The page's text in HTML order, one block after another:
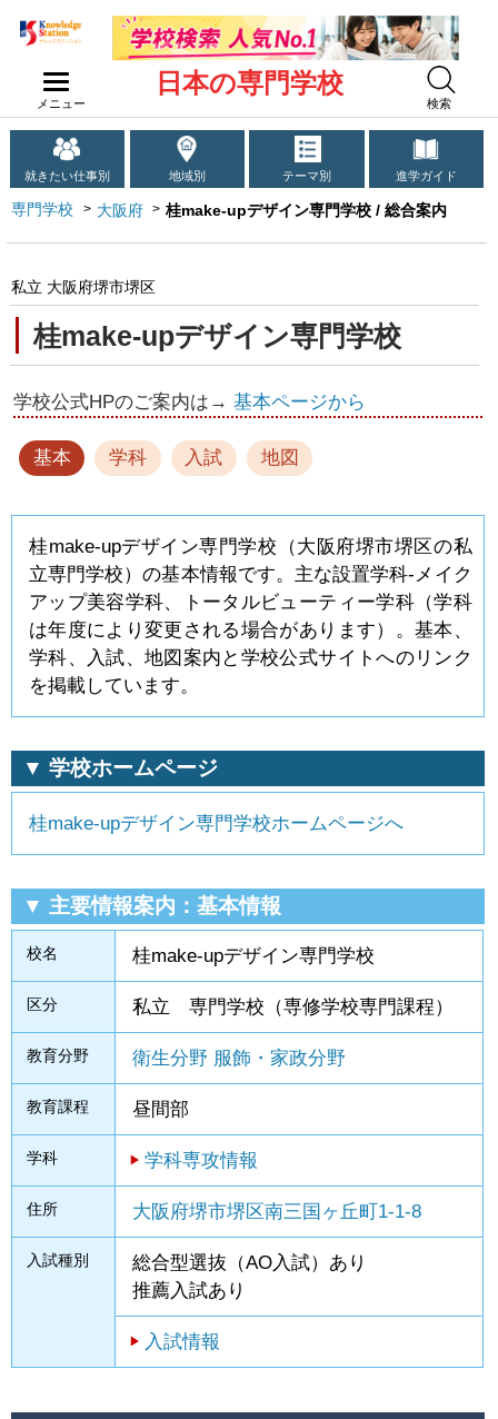
メニュー
日本の専門学校
検索
就きたい仕事別 地域別 テーマ別 進学ガイド
専門学校 大阪府 桂make-upデザイン専門学校 / 総合案内
桂make-upデザイン専門学校
私立 大阪府堺市堺区
学校公式HPのご案内は→ 基本ページから
基本 学科 入試 地図
桂make-upデザイン専門学校（大阪府堺市堺区の私
立専門学校）の基本情報です。主な設置学科-メイク
アップ美容学科、トータルビューティー学科（学科
は年度により変更される場合があります）。基本、
学科、入試、地図案内と学校公式サイトへのリンク
を掲載しています。
▼ 学校ホームページ
桂make-upデザイン専門学校ホームページへ
▼ 主要情報案内：基本情報
校名 桂make-upデザイン専門学校
区分 私立 専門学校（専修学校専門課程）
教育分野 衛生分野 服飾・家政分野
教育課程 昼間部
学科 学科専攻情報
住所 大阪府堺市堺区南三国ヶ丘町1-1-8
入試種別
総合型選抜（AO入試）あり
推薦入試あり
入試情報